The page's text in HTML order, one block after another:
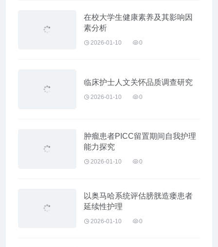
在校大学生健康素养及其影响因
素分析
2026-01-10 0
临床护士人文关怀品质调查研究
2026-01-10 0
肿瘤患者PICC留置期间自我护理
能力探究
2026-01-10 0
以奥马哈系统评估膀胱造瘘患者
延续性护理
2026-01-10 0